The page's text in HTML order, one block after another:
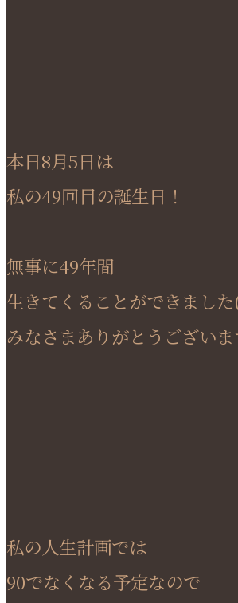
本日8月5日は
私の49回目の誕生日！
無事に49年間
生きてくることができまし
みなさまありがとうございま
私の人生計画では
90でなくなる予定なので